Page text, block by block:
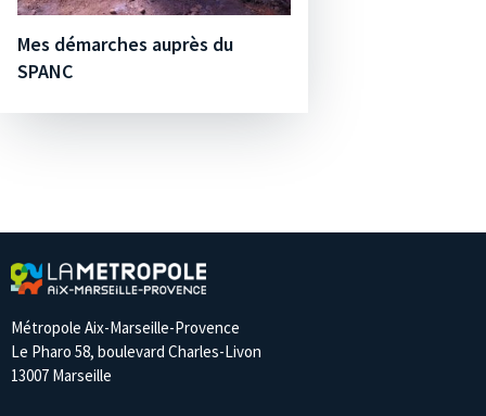
Mes démarches auprès du
SPANC
Métropole Aix-Marseille-Provence
Le Pharo 58, boulevard Charles-Livon
13007 Marseille